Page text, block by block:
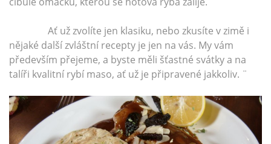
Ať už zvolíte jen klasiku, nebo zkusíte v zimě i
nějaké další zvláštní recepty je jen na vás. My vám
především přejeme, a byste měli šťastné svátky a na
talíři kvalitní rybí maso, ať už je připravené jakkoliv. ¨